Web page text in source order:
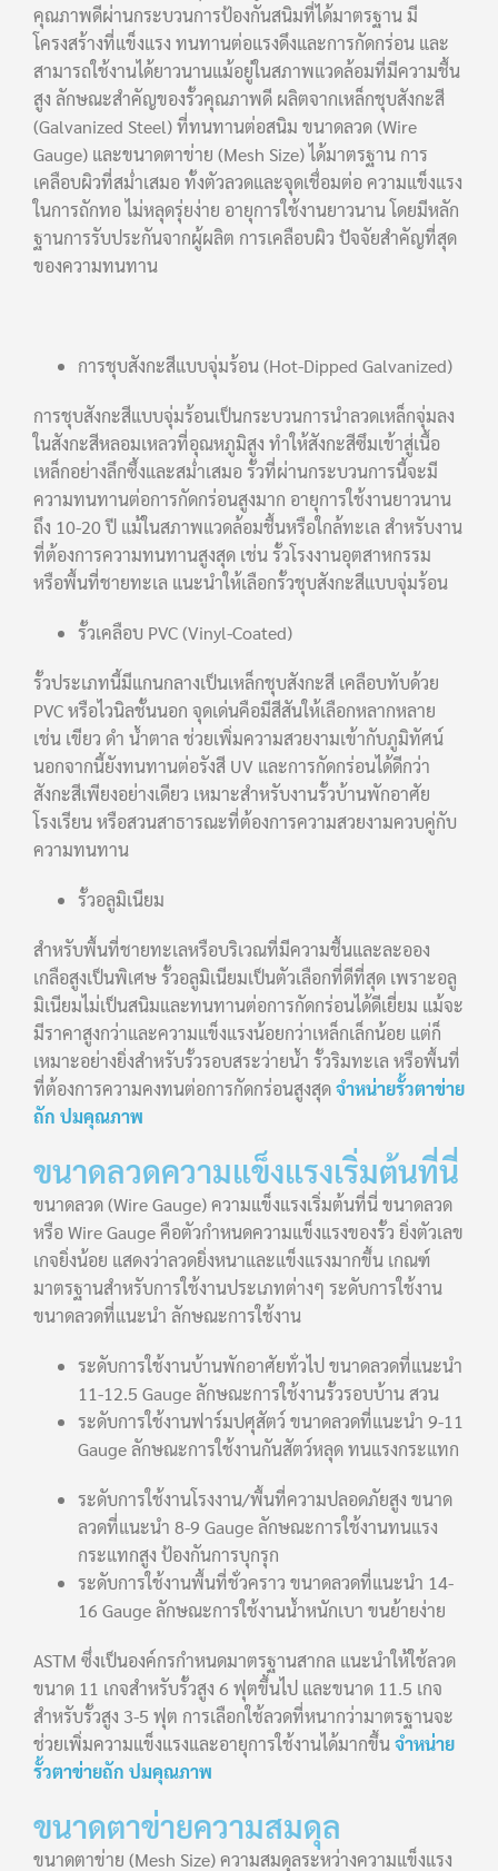
คุณภาพดีผ่านกระบวนการป้องกันสนิมที่ได้มาตรฐาน มี
โครงสร้างที่แข็งแรง ทนทานต่อแรงดึงและการกัดกร่อน และ
สามารถใช้งานได้ยาวนานแม้อยู่ในสภาพแวดล้อมที่มีความชื้น
สูง ลักษณะสำคัญของรั้วคุณภาพดี ผลิตจากเหล็กชุบสังกะสี
(Galvanized Steel) ที่ทนทานต่อสนิม ขนาดลวด (Wire
Gauge) และขนาดตาข่าย (Mesh Size) ได้มาตรฐาน การ
เคลือบผิวที่สม่ำเสมอ ทั้งตัวลวดและจุดเชื่อมต่อ ความแข็งแรง
ในการถักทอ ไม่หลุดรุ่ยง่าย อายุการใช้งานยาวนาน โดยมีหลัก
ฐานการรับประกันจากผู้ผลิต การเคลือบผิว ปัจจัยสำคัญที่สุด
ของความทนทาน
การชุบสังกะสีแบบจุ่มร้อน (Hot-Dipped Galvanized)
การชุบสังกะสีแบบจุ่มร้อนเป็นกระบวนการนำลวดเหล็กจุ่มลง
ในสังกะสีหลอมเหลวที่อุณหภูมิสูง ทำให้สังกะสีซึมเข้าสู่เนื้อ
เหล็กอย่างลึกซึ้งและสม่ำเสมอ รั้วที่ผ่านกระบวนการนี้จะมี
ความทนทานต่อการกัดกร่อนสูงมาก อายุการใช้งานยาวนาน
ถึง 10-20 ปี แม้ในสภาพแวดล้อมชื้นหรือใกล้ทะเล สำหรับงาน
ที่ต้องการความทนทานสูงสุด เช่น รั้วโรงงานอุตสาหกรรม
หรือพื้นที่ชายทะเล แนะนำให้เลือกรั้วชุบสังกะสีแบบจุ่มร้อน
รั้วเคลือบ PVC (Vinyl-Coated)
รั้วประเภทนี้มีแกนกลางเป็นเหล็กชุบสังกะสี เคลือบทับด้วย
PVC หรือไวนิลชั้นนอก จุดเด่นคือมีสีสันให้เลือกหลากหลาย
เช่น เขียว ดำ น้ำตาล ช่วยเพิ่มความสวยงามเข้ากับภูมิทัศน์
นอกจากนี้ยังทนทานต่อรังสี UV และการกัดกร่อนได้ดีกว่า
สังกะสีเพียงอย่างเดียว เหมาะสำหรับงานรั้วบ้านพักอาศัย
โรงเรียน หรือสวนสาธารณะที่ต้องการความสวยงามควบคู่กับ
ความทนทาน
รั้วอลูมิเนียม
สำหรับพื้นที่ชายทะเลหรือบริเวณที่มีความชื้นและละออง
เกลือสูงเป็นพิเศษ รั้วอลูมิเนียมเป็นตัวเลือกที่ดีที่สุด เพราะอลู
มิเนียมไม่เป็นสนิมและทนทานต่อการกัดกร่อนได้ดีเยี่ยม แม้จะ
มีราคาสูงกว่าและความแข็งแรงน้อยกว่าเหล็กเล็กน้อย แต่ก็
เหมาะอย่างยิ่งสำหรับรั้วรอบสระว่ายน้ำ รั้วริมทะเล หรือพื้นที่
ที่ต้องการความคงทนต่อการกัดกร่อนสูงสุดจำหน่ายรั้วตาข่าย
ถัก ปมคุณภาพ
ขนาดลวดความแข็งแรงเริ่มต้นที่นี่
ขนาดลวด (Wire Gauge) ความแข็งแรงเริ่มต้นที่นี่ ขนาดลวด
หรือ Wire Gauge คือตัวกำหนดความแข็งแรงของรั้ว ยิ่งตัวเลข
เกจยิ่งน้อย แสดงว่าลวดยิ่งหนาและแข็งแรงมากขึ้น เกณฑ์
มาตรฐานสำหรับการใช้งานประเภทต่างๆ ระดับการใช้งาน
ขนาดลวดที่แนะนำ ลักษณะการใช้งาน
ระดับการใช้งานบ้านพักอาศัยทั่วไป ขนาดลวดที่แนะนำ
11-12.5 Gauge ลักษณะการใช้งานรั้วรอบบ้าน สวน
ระดับการใช้งานฟาร์มปศุสัตว์ ขนาดลวดที่แนะนำ 9-11
Gauge ลักษณะการใช้งานกันสัตว์หลุด ทนแรงกระแทก
ระดับการใช้งานโรงงาน/พื้นที่ความปลอดภัยสูง ขนาด
ลวดที่แนะนำ 8-9 Gauge ลักษณะการใช้งานทนแรง
กระแทกสูง ป้องกันการบุกรุก
ระดับการใช้งานพื้นที่ชั่วคราว ขนาดลวดที่แนะนำ 14-
16 Gauge ลักษณะการใช้งานน้ำหนักเบา ขนย้ายง่าย
ASTM ซึ่งเป็นองค์กรกำหนดมาตรฐานสากล แนะนำให้ใช้ลวด
ขนาด 11 เกจสำหรับรั้วสูง 6 ฟุตขึ้นไป และขนาด 11.5 เกจ
สำหรับรั้วสูง 3-5 ฟุต การเลือกใช้ลวดที่หนากว่ามาตรฐานจะ
ช่วยเพิ่มความแข็งแรงและอายุการใช้งานได้มากขึ้นจำหน่าย
รั้วตาข่ายถัก ปมคุณภาพ
ขนาดตาข่ายความสมดุล
ขนาดตาข่าย (Mesh Size) ความสมดุลระหว่างความแข็งแรง